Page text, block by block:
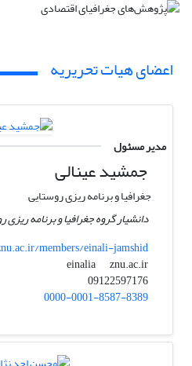
اعضای هیات تحریریه
مدیر مسئول
جمشید عینالی
جغرافیا و برنامه ریزی روستایی
دانشیار گروه جغرافیا و برنامه
members/einali-jamshid
einalia
znu.ac.ir
09122597176
0000-0001-8587-8389